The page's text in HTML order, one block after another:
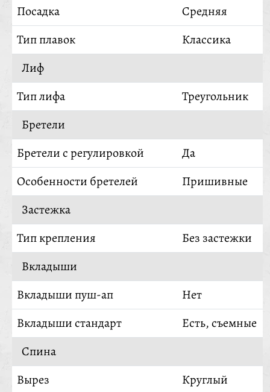
Посадка
Средняя
Тип плавок
Классика
Лиф
Тип лифа
Треугольник
Бретели
Бретели с регулировкой
Да
Особенности бретелей
Пришивные
Застежка
Тип крепления
Без застежки
Вкладыши
Вкладыши пуш-ап
Нет
Вкладыши стандарт
Есть, съемные
Спина
Вырез
Круглый